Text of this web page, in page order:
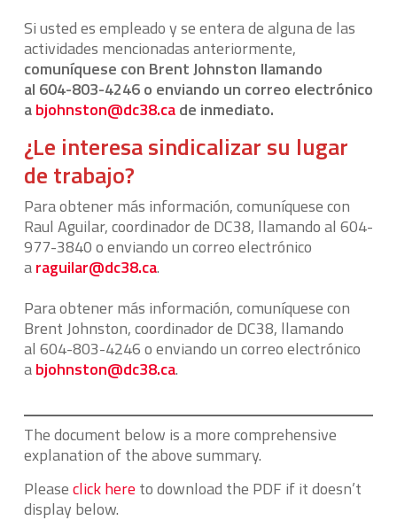
Si usted es empleado y se entera de alguna de las
actividades mencionadas anteriormente,
comuníquese con Brent Johnston llamando
al 604-803-4246 o enviando un correo electrónico
abjohnston@dc38.cade inmediato.
¿Le interesa sindicalizar su lugar
de trabajo?
Para obtener más información, comuníquese con
Raul Aguilar, coordinador de DC38, llamando al 604-
977-3840 o enviando un correo electrónico
araguilar@dc38.ca.
Para obtener más información, comuníquese con
Brent Johnston, coordinador de DC38, llamando
al 604-803-4246 o enviando un correo electrónico
abjohnston@dc38.ca.
The document below is a more comprehensive
explanation of the above summary.
Pleaseclick here to download the PDF if it doesn’t
display below.